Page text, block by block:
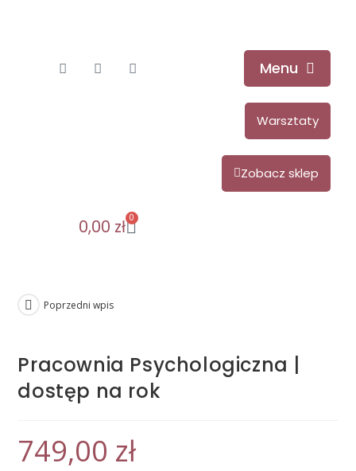
Menu
Warsztaty
Zobacz sklep
0,00 zł 0
Poprzedni wpis
Pracownia Psychologiczna |
dostęp na rok
749,00 zł